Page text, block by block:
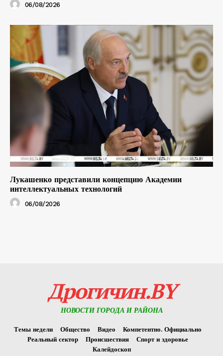
06/08/2026
Лукашенко представили концепцию Академии
интеллектуальных технологий
06/08/2026
Дрогичин.BY
НОВОСТИ ГОРОДА И РАЙОНА
Темы недели Общество Видео
Компетентно. Официально
Реальный сектор
Происшествия
Спорт и здоровье
Калейдоскоп